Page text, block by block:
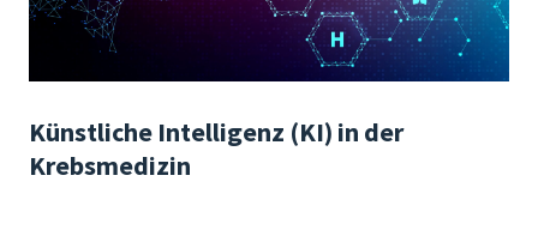
Künstliche Intelligenz (KI) in der
Krebsmedizin